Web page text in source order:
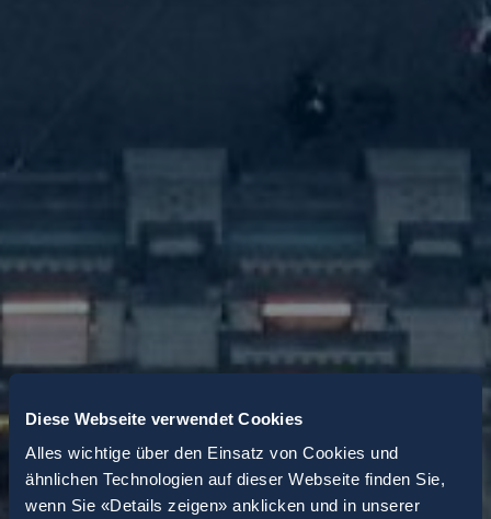
Diese Webseite verwendet Cookies
Alles wichtige über den Einsatz von Cookies und
ähnlichen Technologien auf dieser Webseite finden Sie,
wenn Sie «Details zeigen» anklicken und in unserer